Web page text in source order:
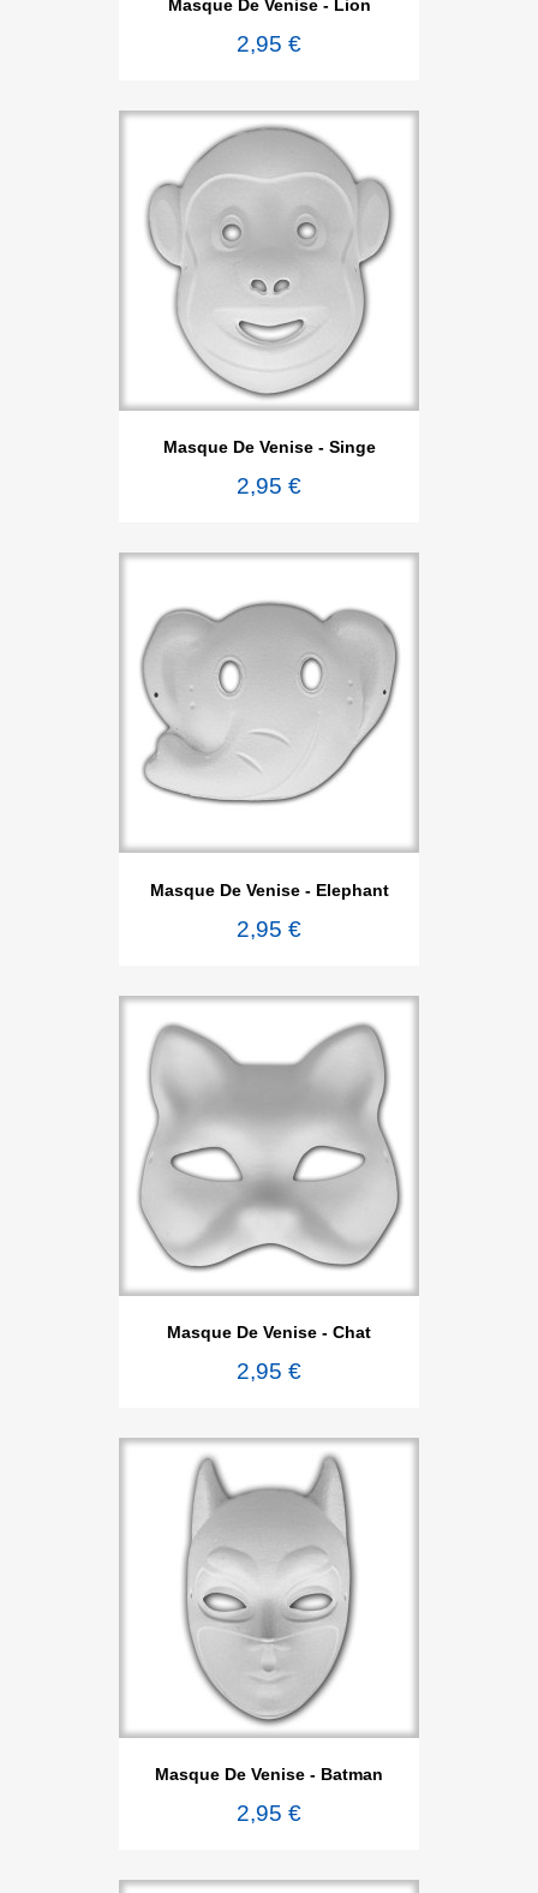
Masque De Venise - Lion
2,95 €
Masque De Venise - Singe
2,95 €
Masque De Venise - Elephant
2,95 €
Masque De Venise - Chat
2,95 €
Masque De Venise - Batman
2,95 €